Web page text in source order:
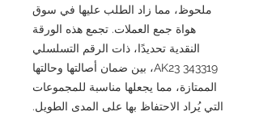
ملحوظ، مما زاد الطلب عليها في سوق
هواة جمع العملات. تجمع هذه الورقة
النقدية تحديدًا، ذات الرقم التسلسلي
AK23 343319، بين ضمان أصالتها وحالتها
الممتازة، مما يجعلها مناسبة للمجموعات
التي يُراد الاحتفاظ بها على المدى الطويل.